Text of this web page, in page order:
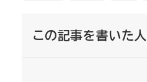
この記事を書いた人